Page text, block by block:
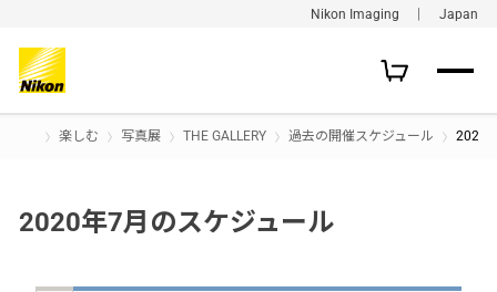
Nikon Imaging ｜ Japan
楽しむ 写真展 THE GALLERY 過去の開催スケジュール 2020
2020年7月のスケジュール